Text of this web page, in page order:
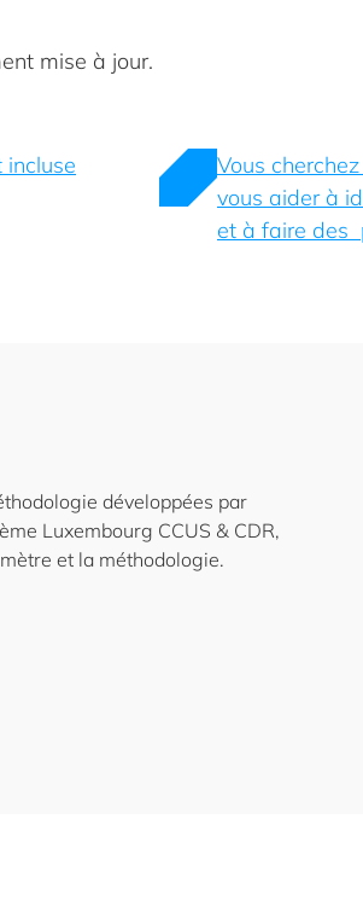
mise à jour.
incluse
Vous
vous aider à
et à faire des
développées par
Luxembourg CCUS & CDR,
et la méthodologie.